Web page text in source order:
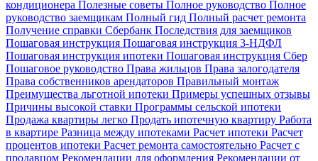
кондиционера Полезные советы Полное руководство Полное
руководство заемщикам Полный гид Полный расчет ремонта
Получение справки Сбербанк Последствия для заемщиков
Пошаговая инструкция Пошаговая инструкция 3-НДФЛ
Пошаговая инструкция ипотеки Пошаговая инструкция Сбер
Пошаговое руководство Права жильцов Права залогодателя
Права собственников арендаторов Правильный монтаж
Преимущества льготной ипотеки Примеры успешных отзывы
Причины высокой ставки Программы сельской ипотеки
Продажа квартиры легко Продать ипотечную квартиру Работа
в квартире Разница между ипотеками Расчет ипотеки Расчет
процентов ипотеки Расчет ремонта самостоятельно Расчет с
продавцом Рекомендации для оформления Рекомендации от